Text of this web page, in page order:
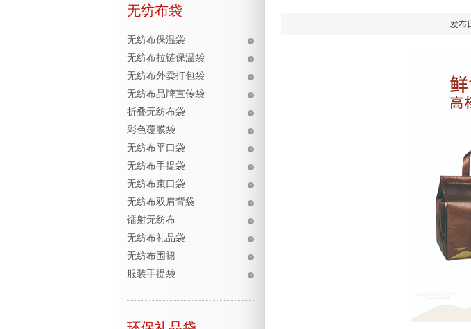
无纺布袋
无纺布保温袋
无纺布拉链保温袋
无纺布外卖打包袋
无纺布品牌宣传袋
折叠无纺布袋
彩色覆膜袋
无纺布平口袋
无纺布手提袋
无纺布束口袋
无纺布双肩背袋
镭射无纺布
无纺布礼品袋
无纺布围裙
服装手提袋
发布